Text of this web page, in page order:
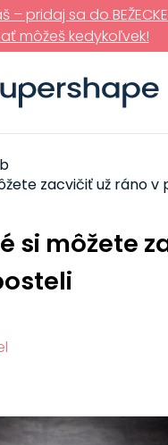
– pridaj sa do
môžeš kedykoľvek!
zacvičiť už ráno v
si môžete